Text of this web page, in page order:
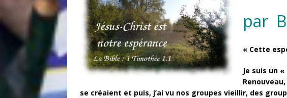
par
« Cette
Je suis un
se créaient et puis, j’ai vu nos groupes vieillir, des